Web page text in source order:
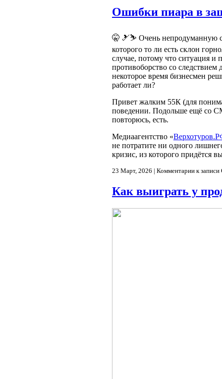
Ошибки пиара в
🤫 🎿⛷ Очень непродуманную
которого то ли есть склон
случае, потому что ситуация и
противоборство со следствием
некоторое время бизнесмен
работает ли?
Привет жалким 55К (для
поведении. Подольше ещё со
повторюсь, есть.
Медиаагентство «
не потратите ни одного
кризис, из которого придётся
23 Март, 2026 | Комментарии к
Как выиграть у